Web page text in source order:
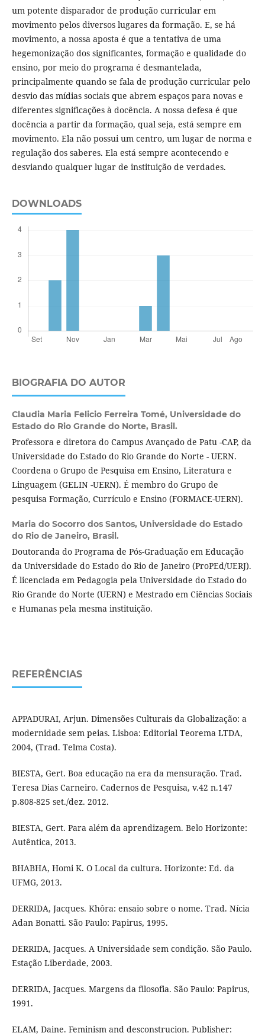
um potente disparador de produção curricular em
movimento pelos diversos lugares da formação. E, se há
movimento, a nossa aposta é que a tentativa de uma
hegemonização dos significantes, formação e qualidade do
ensino, por meio do programa é desmantelada,
principalmente quando se fala de produção curricular pelo
desvio das mídias sociais que abrem espaços para novas e
diferentes significações à docência. A nossa defesa é que
docência a partir da formação, qual seja, está sempre em
movimento. Ela não possui um centro, um lugar de norma e
regulação dos saberes. Ela está sempre acontecendo e
desviando qualquer lugar de instituição de verdades.
DOWNLOADS
BIOGRAFIA DO AUTOR
Claudia Maria Felicio Ferreira Tomé, Universidade do
Estado do Rio Grande do Norte, Brasil.
Professora e diretora do Campus Avançado de Patu -CAP, da
Universidade do Estado do Rio Grande do Norte - UERN.
Coordena o Grupo de Pesquisa em Ensino, Literatura e
Linguagem (GELIN -UERN). É membro do Grupo de
pesquisa Formação, Currículo e Ensino (FORMACE-UERN).
Maria do Socorro dos Santos, Universidade do Estado
do Rio de Janeiro, Brasil.
Doutoranda do Programa de Pós-Graduação em Educação
da Universidade do Estado do Rio de Janeiro (ProPEd/UERJ).
É licenciada em Pedagogia pela Universidade do Estado do
Rio Grande do Norte (UERN) e Mestrado em Ciências Sociais
e Humanas pela mesma instituição.
REFERÊNCIAS
APPADURAI, Arjun. Dimensões Culturais da Globalização: a
modernidade sem peias. Lisboa: Editorial Teorema LTDA,
2004, (Trad. Telma Costa).
BIESTA, Gert. Boa educação na era da mensuração. Trad.
Teresa Dias Carneiro. Cadernos de Pesquisa, v.42 n.147
p.808-825 set./dez. 2012.
BIESTA, Gert. Para além da aprendizagem. Belo Horizonte:
Autêntica, 2013.
BHABHA, Homi K. O Local da cultura. Horizonte: Ed. da
UFMG, 2013.
DERRIDA, Jacques. Khôra: ensaio sobre o nome. Trad. Nícia
Adan Bonatti. São Paulo: Papirus, 1995.
DERRIDA, Jacques. A Universidade sem condição. São Paulo.
Estação Liberdade, 2003.
DERRIDA, Jacques. Margens da filosofia. São Paulo: Papirus,
1991.
ELAM, Daine. Feminism and desconstrucion. Publisher: